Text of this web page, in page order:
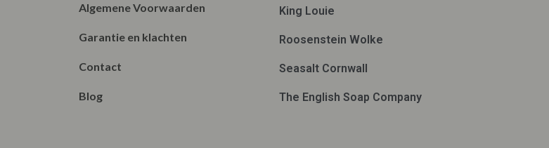
Algemene Voorwaarden
Garantie en klachten
Contact
Blog
King Louie
Roosenstein Wolke
Seasalt Cornwall
The English Soap Company